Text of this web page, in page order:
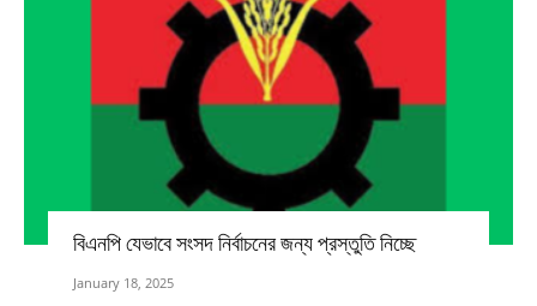
বিএনপি যেভাবে সংসদ নির্বাচনের জন্য প্রস্তুতি নিচ্ছে
January 18, 2025